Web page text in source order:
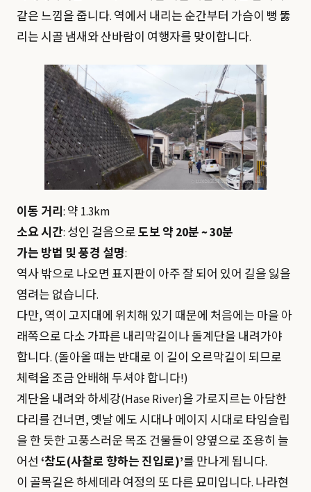
같은 느낌을 줍니다. 역에서 내리는 순간부터 가슴이 뻥 뚫
리는 시골 냄새와 산바람이 여행자를 맞이합니다.
이동 거리 : 약 1.3km
소요 시간: 성인 걸음으로도보 약 20분 ~ 30분
가는 방법 및 풍경 설명:
역사 밖으로 나오면 표지판이 아주 잘 되어 있어 길을 잃을
염려는 없습니다.
다만, 역이 고지대에 위치해 있기 때문에 처음에는 마을 아
래쪽으로 다소 가파른 내리막길이나 돌계단을 내려가야
합니다. (돌아올 때는 반대로 이 길이 오르막길이 되므로
체력을 조금 안배해 두셔야 합니다!)
계단을 내려와 하세강(Hase River)을 가로지르는 아담한
다리를 건너면, 옛날 에도 시대나 메이지 시대로 타임슬립
을 한 듯한 고풍스러운 목조 건물들이 양옆으로 조용히 늘
어선 ‘참도(사찰로 향하는 진입로)’를 만나게 됩니다.
이 골목길은 하세데라 여정의 또 다른 묘미입니다. 나라현